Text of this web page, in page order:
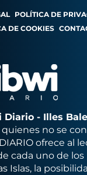
POLÍTICA DE
DE COOKIES
Diario - Illes
quienes no se
ofrece al
cada uno de
Islas, la